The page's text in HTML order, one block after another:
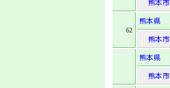
熊本市
62
熊本県
熊本市
熊本県
熊本市